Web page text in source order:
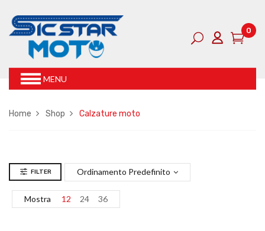
0
MENU
Home Shop Calzature moto
FILTER Ordinamento Predefinito
Mostra 12 24 36